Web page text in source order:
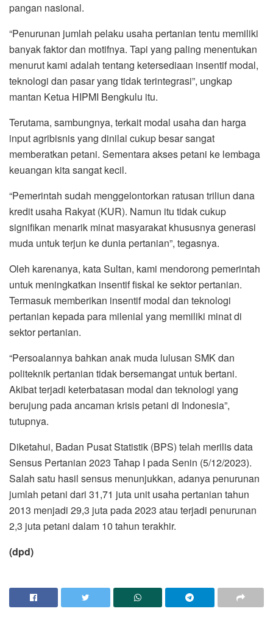
pangan nasional.
“Penurunan jumlah pelaku usaha pertanian tentu memiliki
banyak faktor dan motifnya. Tapi yang paling menentukan
menurut kami adalah tentang ketersediaan insentif modal,
teknologi dan pasar yang tidak terintegrasi”, ungkap
mantan Ketua HIPMI Bengkulu itu.
Terutama, sambungnya, terkait modal usaha dan harga
input agribisnis yang dinilai cukup besar sangat
memberatkan petani. Sementara akses petani ke lembaga
keuangan kita sangat kecil.
“Pemerintah sudah menggelontorkan ratusan triliun dana
kredit usaha Rakyat (KUR). Namun itu tidak cukup
signifikan menarik minat masyarakat khususnya generasi
muda untuk terjun ke dunia pertanian”, tegasnya.
Oleh karenanya, kata Sultan, kami mendorong pemerintah
untuk meningkatkan insentif fiskal ke sektor pertanian.
Termasuk memberikan insentif modal dan teknologi
pertanian kepada para milenial yang memiliki minat di
sektor pertanian.
“Persoalannya bahkan anak muda lulusan SMK dan
politeknik pertanian tidak bersemangat untuk bertani.
Akibat terjadi keterbatasan modal dan teknologi yang
berujung pada ancaman krisis petani di Indonesia”,
tutupnya.
Diketahui, Badan Pusat Statistik (BPS) telah merilis data
Sensus Pertanian 2023 Tahap I pada Senin (5/12/2023).
Salah satu hasil sensus menunjukkan, adanya penurunan
jumlah petani dari 31,71 juta unit usaha pertanian tahun
2013 menjadi 29,3 juta pada 2023 atau terjadi penurunan
2,3 juta petani dalam 10 tahun terakhir.
(dpd)